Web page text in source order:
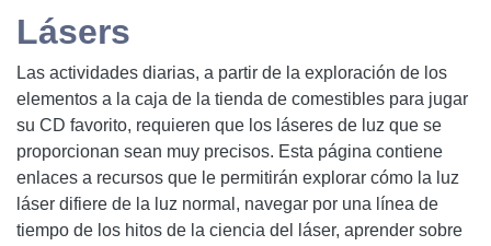
Lásers
Las actividades diarias, a partir de la exploración de los
elementos a la caja de la tienda de comestibles para jugar
su CD favorito, requieren que los láseres de luz que se
proporcionan sean muy precisos. Esta página contiene
enlaces a recursos que le permitirán explorar cómo la luz
láser difiere de la luz normal, navegar por una línea de
tiempo de los hitos de la ciencia del láser, aprender sobre